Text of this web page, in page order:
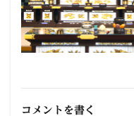
コメントを書く